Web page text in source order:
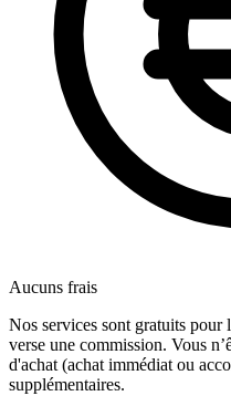
Aucuns frais
Nos services sont gratuits pour
verse une commission. Vous
d'achat (achat immédiat ou
supplémentaires.